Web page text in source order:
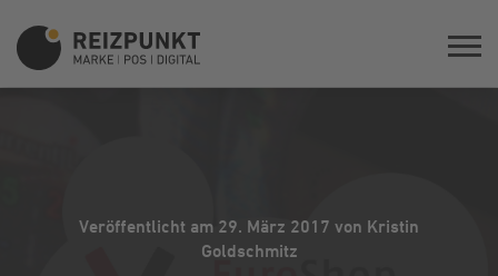
Veröffentlicht am 29. März 2017 von Kristin
Goldschmitz